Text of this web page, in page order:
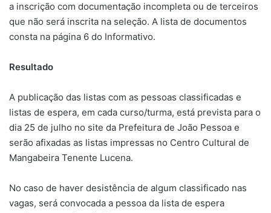
a inscrição com documentação incompleta ou de terceiros
que não será inscrita na seleção. A lista de documentos
consta na página 6 do Informativo.
Resultado
A publicação das listas com as pessoas classificadas e
listas de espera, em cada curso/turma, está prevista para o
dia 25 de julho no site da Prefeitura de João Pessoa e
serão afixadas as listas impressas no Centro Cultural de
Mangabeira Tenente Lucena.
No caso de haver desistência de algum classificado nas
vagas, será convocada a pessoa da lista de espera